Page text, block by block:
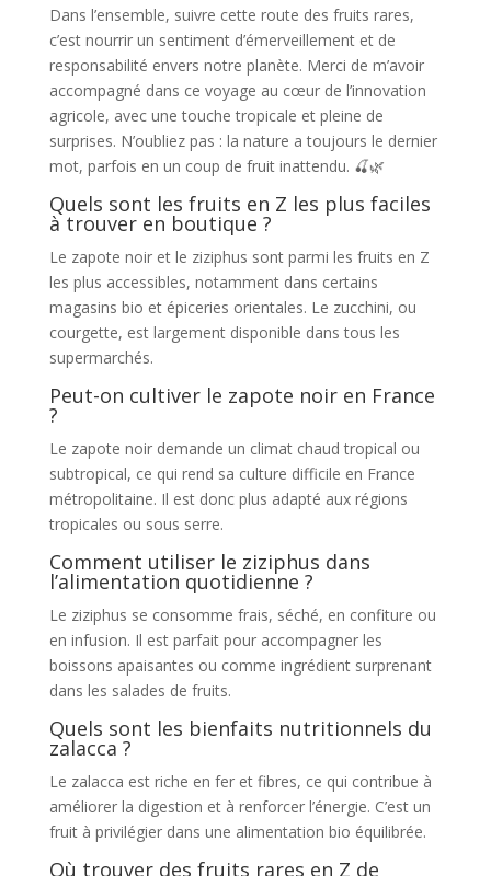
Dans l’ensemble, suivre cette route des fruits rares,
c’est nourrir un sentiment d’émerveillement et de
responsabilité envers notre planète. Merci de m’avoir
accompagné dans ce voyage au cœur de l’innovation
agricole, avec une touche tropicale et pleine de
surprises. N’oubliez pas : la nature a toujours le dernier
mot, parfois en un coup de fruit inattendu. 🍒🌿
Quels sont les fruits en Z les plus faciles
à trouver en boutique ?
Le zapote noir et le ziziphus sont parmi les fruits en Z
les plus accessibles, notamment dans certains
magasins bio et épiceries orientales. Le zucchini, ou
courgette, est largement disponible dans tous les
supermarchés.
Peut-on cultiver le zapote noir en France
?
Le zapote noir demande un climat chaud tropical ou
subtropical, ce qui rend sa culture difficile en France
métropolitaine. Il est donc plus adapté aux régions
tropicales ou sous serre.
Comment utiliser le ziziphus dans
l’alimentation quotidienne ?
Le ziziphus se consomme frais, séché, en confiture ou
en infusion. Il est parfait pour accompagner les
boissons apaisantes ou comme ingrédient surprenant
dans les salades de fruits.
Quels sont les bienfaits nutritionnels du
zalacca ?
Le zalacca est riche en fer et fibres, ce qui contribue à
améliorer la digestion et à renforcer l’énergie. C’est un
fruit à privilégier dans une alimentation bio équilibrée.
Où trouver des fruits rares en Z de